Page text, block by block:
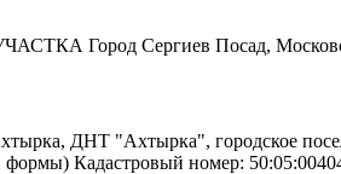
Город Сергиев Посад,
ДНТ "Ахтырка", городское
Кадастровый номер: